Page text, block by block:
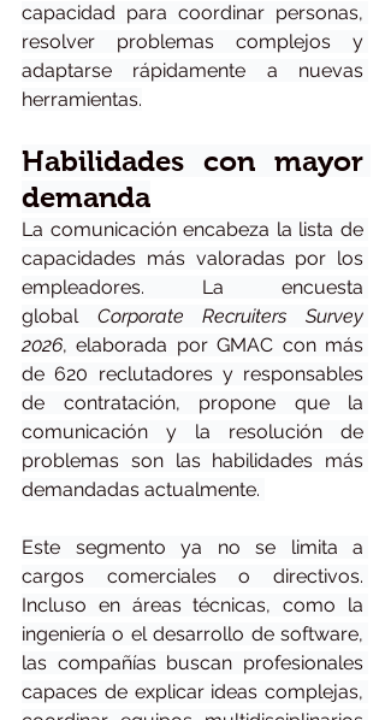
capacidad para coordinar personas,
resolver problemas complejos y
adaptarse rápidamente a nuevas
herramientas.
Habilidades con mayor
demanda
La comunicación encabeza la lista de
capacidades más valoradas por los
empleadores. La encuesta
global Corporate Recruiters Survey
2026, elaborada por GMAC con más
de 620 reclutadores y responsables
de contratación, propone que la
comunicación y la resolución de
problemas son las habilidades más
demandadas actualmente.
Este segmento ya no se limita a
cargos comerciales o directivos.
Incluso en áreas técnicas, como la
ingeniería o el desarrollo de software,
las compañías buscan profesionales
capaces de explicar ideas complejas,